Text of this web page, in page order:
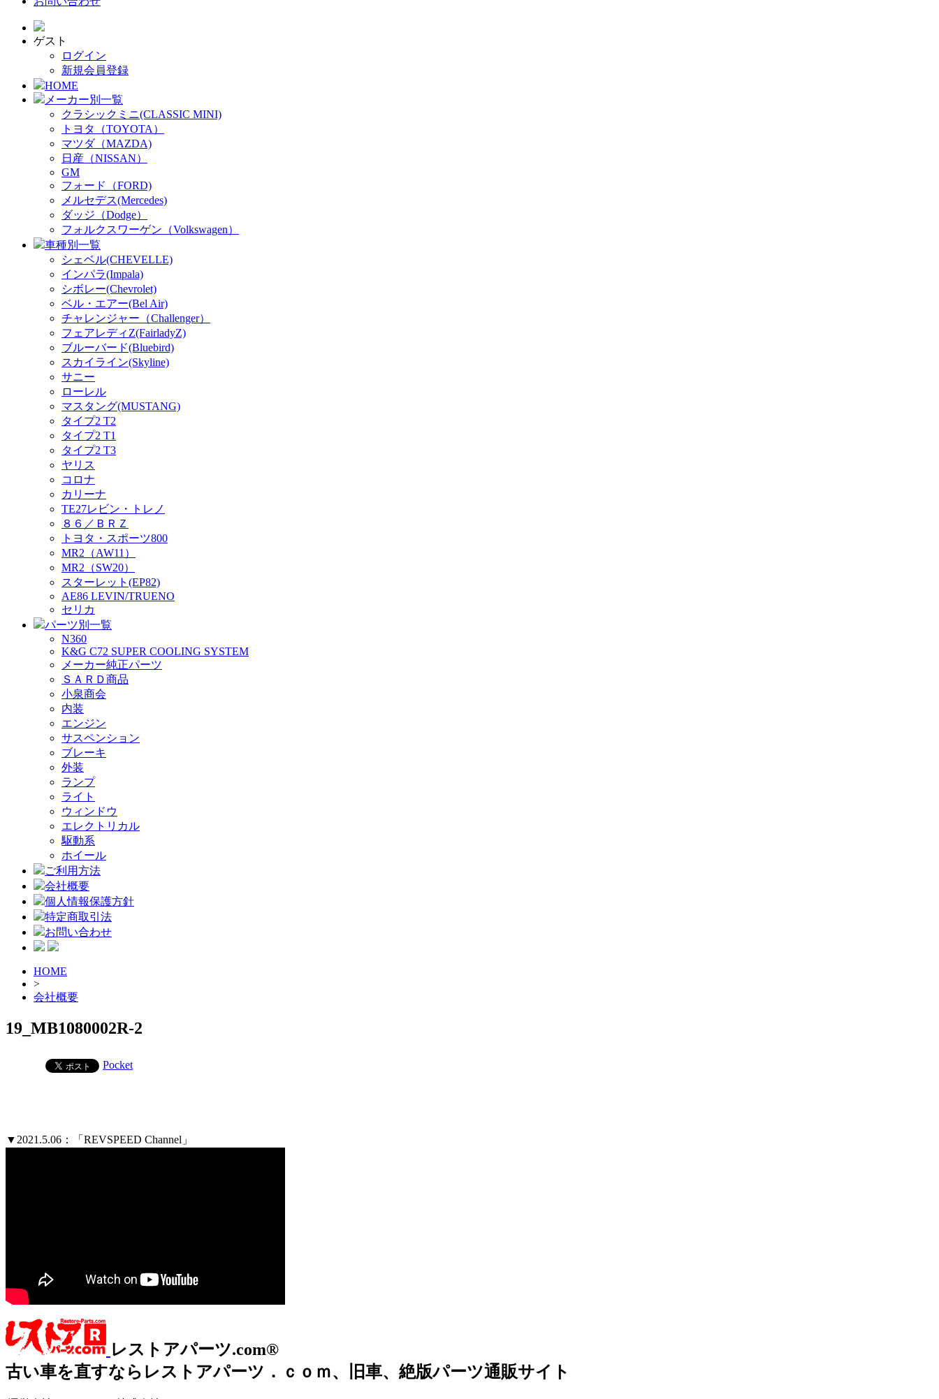
ゲスト
ログイン
新規会員登録
HOME
メーカー別一覧
クラシックミニ(CLASSIC MINI)
トヨタ（TOYOTA）
マツダ（MAZDA)
日産（NISSAN）
GM
フォード（FORD)
メルセデス(Mercedes)
ダッジ（Dodge）
フォルクスワーゲン（Volkswagen）
車種別一覧
シェベル(CHEVELLE)
インパラ(Impala)
シボレー(Chevrolet)
ベル・エアー(Bel Air)
チャレンジャー（Challenger）
フェアレディZ(FairladyZ)
ブルーバード(Bluebird)
スカイライン(Skyline)
サニー
ローレル
マスタング(MUSTANG)
タイプ2 T2
タイプ2 T1
タイプ2 T3
ヤリス
コロナ
カリーナ
TE27レビン・トレノ
８６／ＢＲＺ
トヨタ・スポーツ800
MR2（AW11）
MR2（SW20）
スターレット(EP82)
AE86 LEVIN/TRUENO
セリカ
パーツ別一覧
N360
K&G C72 SUPER COOLING SYSTEM
メーカー純正パーツ
ＳＡＲＤ商品
小泉商会
内装
エンジン
サスペンション
ブレーキ
外装
ランプ
ライト
ウィンドウ
エレクトリカル
駆動系
ホイール
ご利用方法
会社概要
個人情報保護方針
特定商取引法
お問い合わせ
HOME
>
会社概要
19_MB1080002R-2
Pocket
▼2021.5.06：「REVSPEED Channel」
レストアパーツ.com®
古い車を直すならレストアパーツ．ｃｏｍ、旧車、絶版パーツ通販サイト